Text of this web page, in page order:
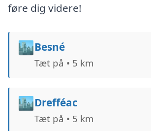
føre dig videre!
🏙️Besné
Tæt på • 5 km
🏙️Drefféac
Tæt på • 5 km